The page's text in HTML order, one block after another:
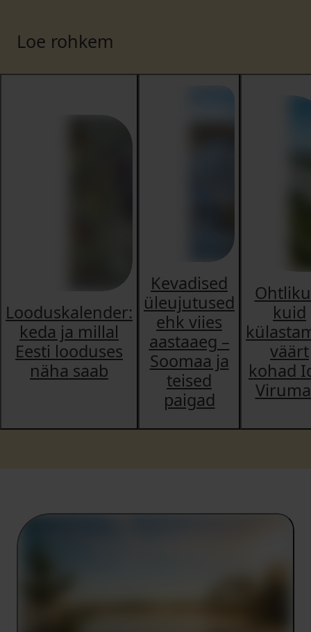
Loe rohkem
Looduskalender:
keda ja millal
Eesti looduses
näha saab
Kevadised
üleujutused
ehk viies
aastaaeg –
Soomaa ja
teised
paigad
kuid
väärt
kohad